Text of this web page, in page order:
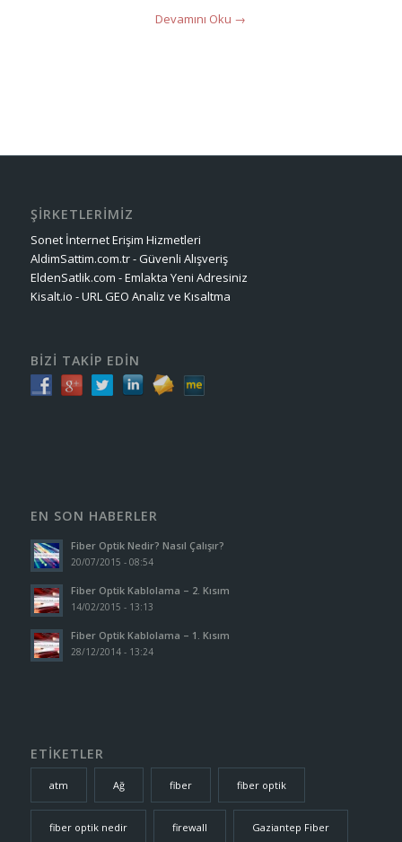
Devamını Oku →
ŞİRKETLERİMİZ
Sonet İnternet Erişim Hizmetleri
AldimSattim.com.tr - Güvenli Alışveriş
EldenSatlik.com - Emlakta Yeni Adresiniz
Kisalt.io - URL GEO Analiz ve Kısaltma
BİZİ TAKİP EDİN
EN SON HABERLER
Fiber Optik Nedir? Nasıl Çalışır?
20/07/2015 - 08:54
Fiber Optik Kablolama – 2. Kısım
14/02/2015 - 13:13
Fiber Optik Kablolama – 1. Kısım
28/12/2014 - 13:24
ETİKETLER
atm Ağ fiber fiber optik
fiber optik nedir firewall Gaziantep Fiber